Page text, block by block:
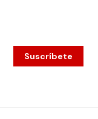
Suscríbete